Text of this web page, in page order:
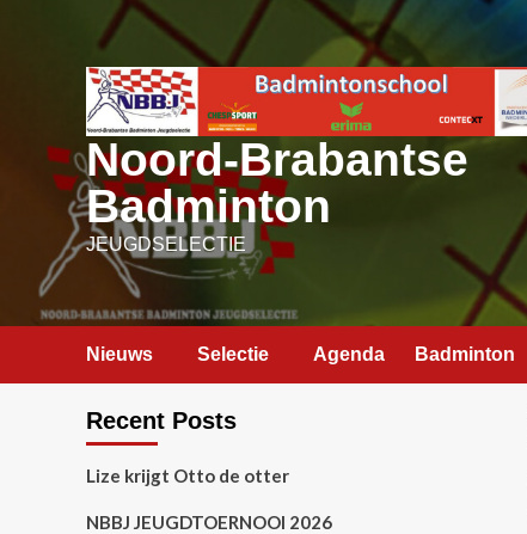
Noord-Brabantse
Badminton
JEUGDSELECTIE
Nieuws Selectie Agenda Badminton
Recent Posts
Lize krijgt Otto de otter
NBBJ JEUGDTOERNOOI 2026